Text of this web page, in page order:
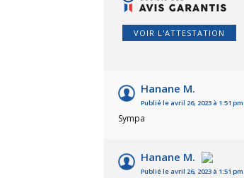
VOIR L'ATTESTATION
Hanane M.
Publié le avril 26, 2023 à 1:51 pm
Sympa
Hanane M.
Publié le avril 26, 2023 à 1:51 pm